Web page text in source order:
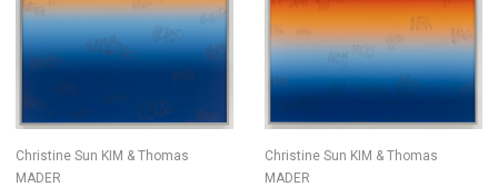
Christine Sun KIM & Thomas
MADER
Christine Sun KIM & Thomas
MADER